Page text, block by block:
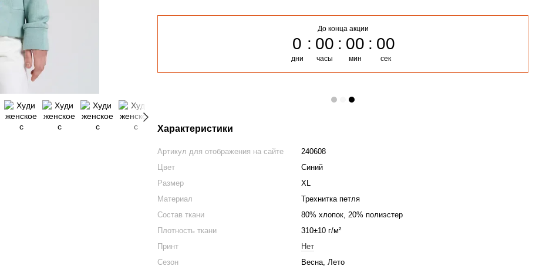
До конца акции
0
дни
00
часы
00
мин
00
сек
Характеристики
Артикул для отображения на сайте
240608
Цвет
Синий
Размер
XL
Материал
Трехнитка петля
Состав ткани
80% хлопок, 20% полиэстер
Плотность ткани
310±10 г/м²
Принт
Нет
Сезон
Весна, Лето